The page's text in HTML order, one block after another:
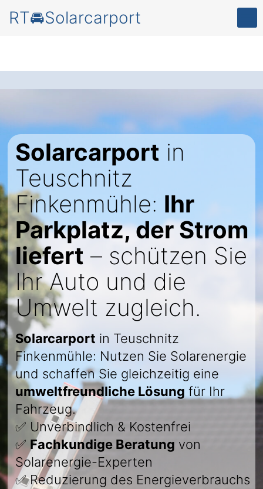
RT🚘Solarcarport
Solarcarport in
Teuschnitz
Finkenmühle: Ihr
Parkplatz, der Strom
liefert – schützen Sie
Ihr Auto und die
Umwelt zugleich.
Solarcarport in Teuschnitz
Finkenmühle: Nutzen Sie Solarenergie
und schaffen Sie gleichzeitig eine
umweltfreundliche Lösung für Ihr
Fahrzeug.
✅ Unverbindlich & Kostenfrei
✅ Fachkundige Beratung von
Solarenergie-Experten
✅ Reduzierung des Energieverbrauchs